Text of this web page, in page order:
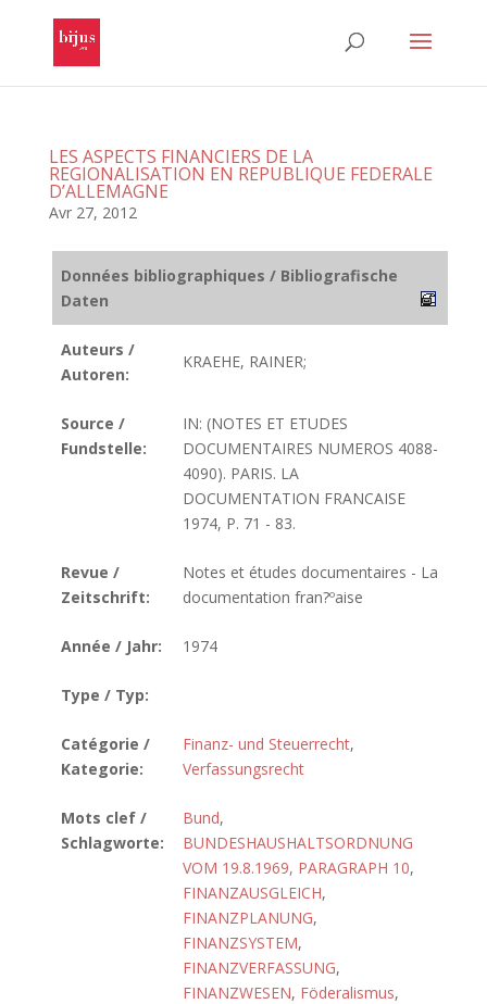
LES ASPECTS FINANCIERS DE LA
REGIONALISATION EN REPUBLIQUE FEDERALE
D’ALLEMAGNE
Avr 27, 2012
Données bibliographiques / Bibliografische
Daten
Auteurs /
Autoren:
KRAEHE, RAINER;
Source /
Fundstelle:
IN: (NOTES ET ETUDES
DOCUMENTAIRES NUMEROS 4088-
4090). PARIS. LA
DOCUMENTATION FRANCAISE
1974, P. 71 - 83.
Revue /
Zeitschrift:
Notes et études documentaires - La
documentation fran?ºaise
Année / Jahr: 1974
Type / Typ:
Catégorie /
Kategorie:
Finanz- und Steuerrecht,
Verfassungsrecht
Mots clef /
Schlagworte:
Bund,
BUNDESHAUSHALTSORDNUNG
VOM 19.8.1969, PARAGRAPH 10,
FINANZAUSGLEICH,
FINANZPLANUNG,
FINANZSYSTEM,
FINANZVERFASSUNG,
FINANZWESEN, Föderalismus,